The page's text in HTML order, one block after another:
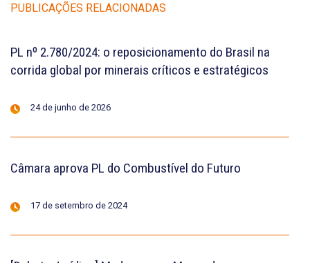
PUBLICAÇÕES RELACIONADAS
PL nº 2.780/2024: o reposicionamento do Brasil na
corrida global por minerais críticos e estratégicos
24 de junho de 2026
Câmara aprova PL do Combustível do Futuro
17 de setembro de 2024